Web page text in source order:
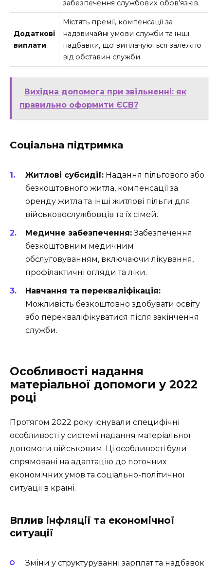
забезпечення службових обов’язків.
Додаткові
виплати
Містять премії, компенсації за
надзвичайні умови служби та інші
надбавки, що виплачуються залежно
від обставин служби.
Вихідна допомога при звільненні: як
правильно оформити ЄСВ?
Соціальна підтримка
Житлові субсидії: Надання пільгового або
безкоштовного житла, компенсації за
оренду житла та інші житлові пільги для
військовослужбовців та їх сімей.
Медичне забезпечення:Забезпечення
безкоштовним медичним
обслуговуванням, включаючи лікування,
профілактичні огляди та ліки.
Навчання та перекваліфікація:
Можливість безкоштовно здобувати освіту
або перекваліфікуватися після закінчення
служби.
Особливості надання
матеріальної допомоги у 2022
році
Протягом 2022 року існували специфічні
особливості у системі надання матеріальної
допомоги військовим. Ці особливості були
спрямовані на адаптацію до поточних
економічних умов та соціально-політичної
ситуації в країні.
Вплив інфляції та економічної
ситуації
Зміни у структуруванні зарплат та надбавок